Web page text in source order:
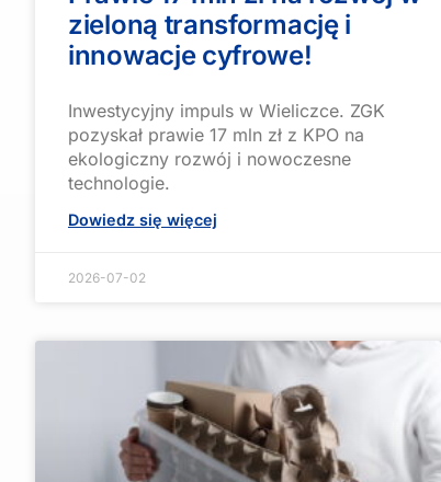
zieloną transformację i
innowacje cyfrowe!
Inwestycyjny impuls w Wieliczce. ZGK
pozyskał prawie 17 mln zł z KPO na
ekologiczny rozwój i nowoczesne
technologie.
Dowiedz się więcej
2026-07-02